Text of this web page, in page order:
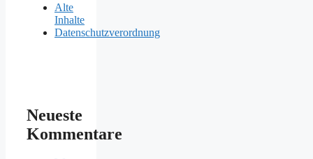
Alte
Inhalte
Datenschutzverordnung
Neueste
Kommentare